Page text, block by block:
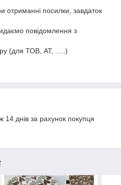
отриманні посилки, завдаток
повідомлення з
(для ТОВ, АТ, .....)
днів за рахунок покупця